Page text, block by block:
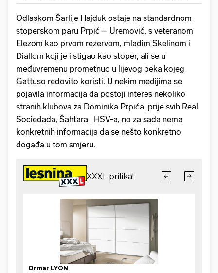
Odlaskom Šarlije Hajduk ostaje na standardnom
stoperskom paru Prpić – Uremović, s veteranom
Elezom kao prvom rezervom, mladim Skelinom i
Diallom koji je i stigao kao stoper, ali se u
međuvremenu prometnuo u lijevog beka kojeg
Gattuso redovito koristi. U nekim medijima se
pojavila informacija da postoji interes nekoliko
stranih klubova za Dominika Prpića, prije svih Real
Sociedada, Šahtara i HSV-a, no za sada nema
konkretnih informacija da se nešto konkretno
događa u tom smjeru.